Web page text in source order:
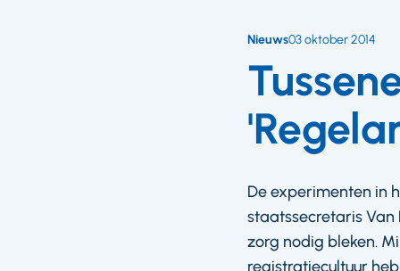
Nieuws03 oktober 2014
De experimenten in
staatssecretaris Van
zorg nodig bleken.
registratiecultuur